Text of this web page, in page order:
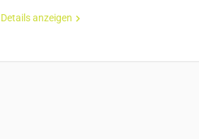
Details anzeigen